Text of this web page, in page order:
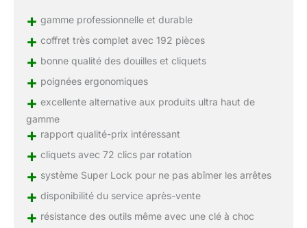
+ gamme professionnelle et durable
+ coffret très complet avec 192 pièces
+ bonne qualité des douilles et cliquets
+ poignées ergonomiques
+ excellente alternative aux produits ultra haut de
gamme
+ rapport qualité-prix intéressant
+ cliquets avec 72 clics par rotation
+ système Super Lock pour ne pas abîmer les arrêtes
+ disponibilité du service après-vente
+ résistance des outils même avec une clé à choc